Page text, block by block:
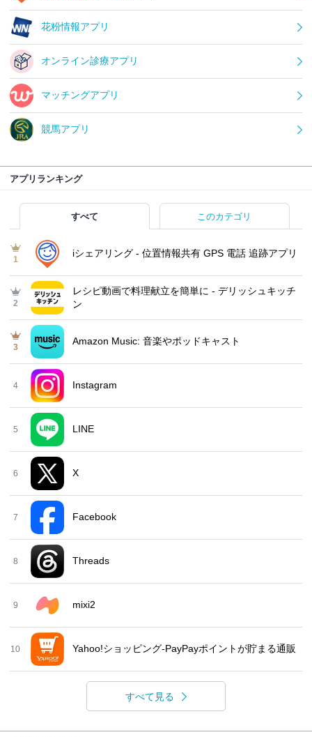
花粉情報アプリ
オンライン診療アプリ
マッチングアプリ
競馬アプリ
アプリランキング
すべて このカテゴリ
1
iシェアリング - 位置情報共有 GPS 電話 追跡アプリ
2
レシピ動画で料理献立を簡単‪に - デリッシュキッチ
ン
3
Amazon Music: 音楽やポッドキャスト
4 Instagram
5 LINE
6 X
7 Facebook
8 Threads
9 mixi2
10 Yahoo!ショッピング-PayPayポイントが貯まる通販
すべて見る